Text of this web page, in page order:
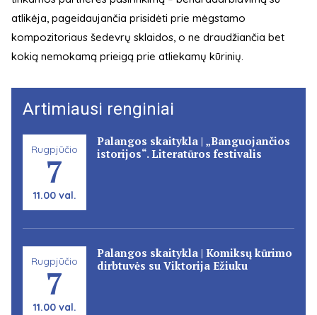
atlikėja, pageidaujančia prisidėti prie mėgstamo
kompozitoriaus šedevrų sklaidos, o ne draudžiančia bet
kokią nemokamą prieigą prie atliekamų kūrinių.
Artimiausi renginiai
Rugpjūčio
7
11.00 val.
Palangos skaitykla | „Banguojančios
istorijos“. Literatūros festivalis
Rugpjūčio
7
11.00 val.
Palangos skaitykla | Komiksų kūrimo
dirbtuvės su Viktorija Ežiuku